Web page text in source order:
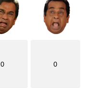
0 0